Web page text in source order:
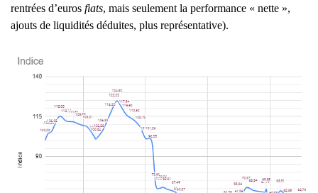
rentrées d’euros fiats, mais seulement la performance « nette »,
ajouts de liquidités déduites, plus représentative).